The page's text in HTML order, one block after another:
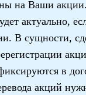
на Ваши
актуально,
В сущности,
в
акций